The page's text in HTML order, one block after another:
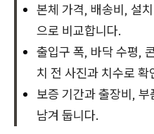
본체 가격, 배송비, 설
으로 비교합니다.
출입구 폭, 바닥 수평,
치 전 사진과 치수로 확
보증 기간과 출장비,
남겨 둡니다.